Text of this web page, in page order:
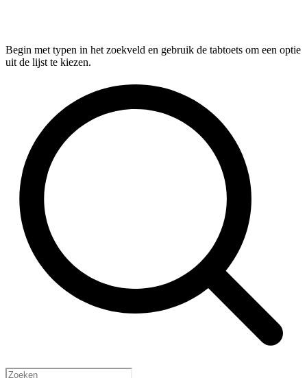
Begin met typen in het zoekveld en gebruik de tabtoets om een optie
uit de lijst te kiezen.